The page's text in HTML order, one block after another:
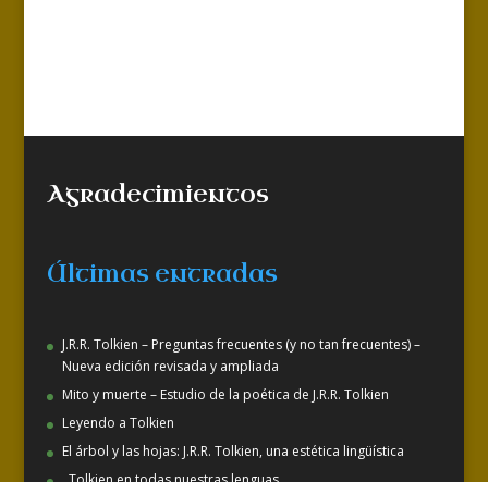
Agradecimientos
Últimas entradas
J.R.R. Tolkien – Preguntas frecuentes (y no tan frecuentes) –
Nueva edición revisada y ampliada
Mito y muerte – Estudio de la poética de J.R.R. Tolkien
Leyendo a Tolkien
El árbol y las hojas: J.R.R. Tolkien, una estética lingüística